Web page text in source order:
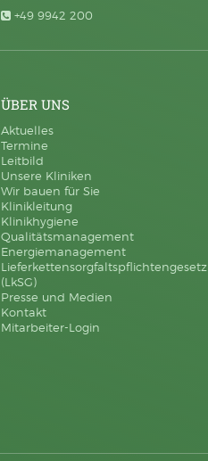
+49 9942 200
ÜBER UNS
Aktuelles
Termine
Leitbild
Unsere Kliniken
Wir bauen für Sie
Klinikleitung
Klinikhygiene
Qualitätsmanagement
Energiemanagement
Lieferkettensorgfaltspflichtengesetz
(LkSG)
Presse und Medien
Kontakt
Mitarbeiter-Login